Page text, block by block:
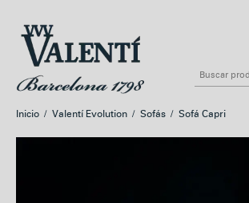
contenido
Inicio / Valentí Evolution / Sofás / Sofá Capri